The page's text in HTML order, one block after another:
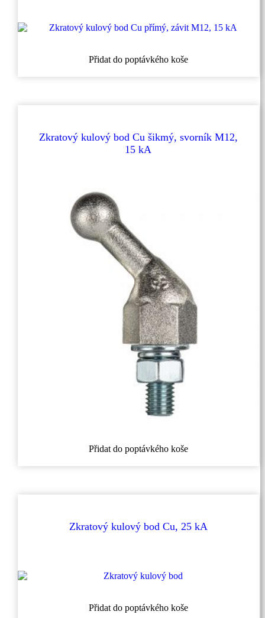
Přidat do poptávkého koše
Zkratový kulový bod Cu šikmý, svorník M12,
15 kA
Přidat do poptávkého koše
Zkratový kulový bod Cu, 25 kA
Přidat do poptávkého košeTento